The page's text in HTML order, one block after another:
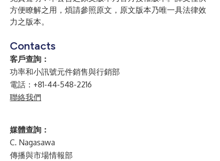
方便瞭解之用，煩請參照原文，原文版本乃唯一具法律效
力之版本。
Contacts
客戶查詢：
功率和小訊號元件銷售與行銷部
電話：+81-44-548-2216
聯絡我們
媒體查詢：
C. Nagasawa
傳播與市場情報部